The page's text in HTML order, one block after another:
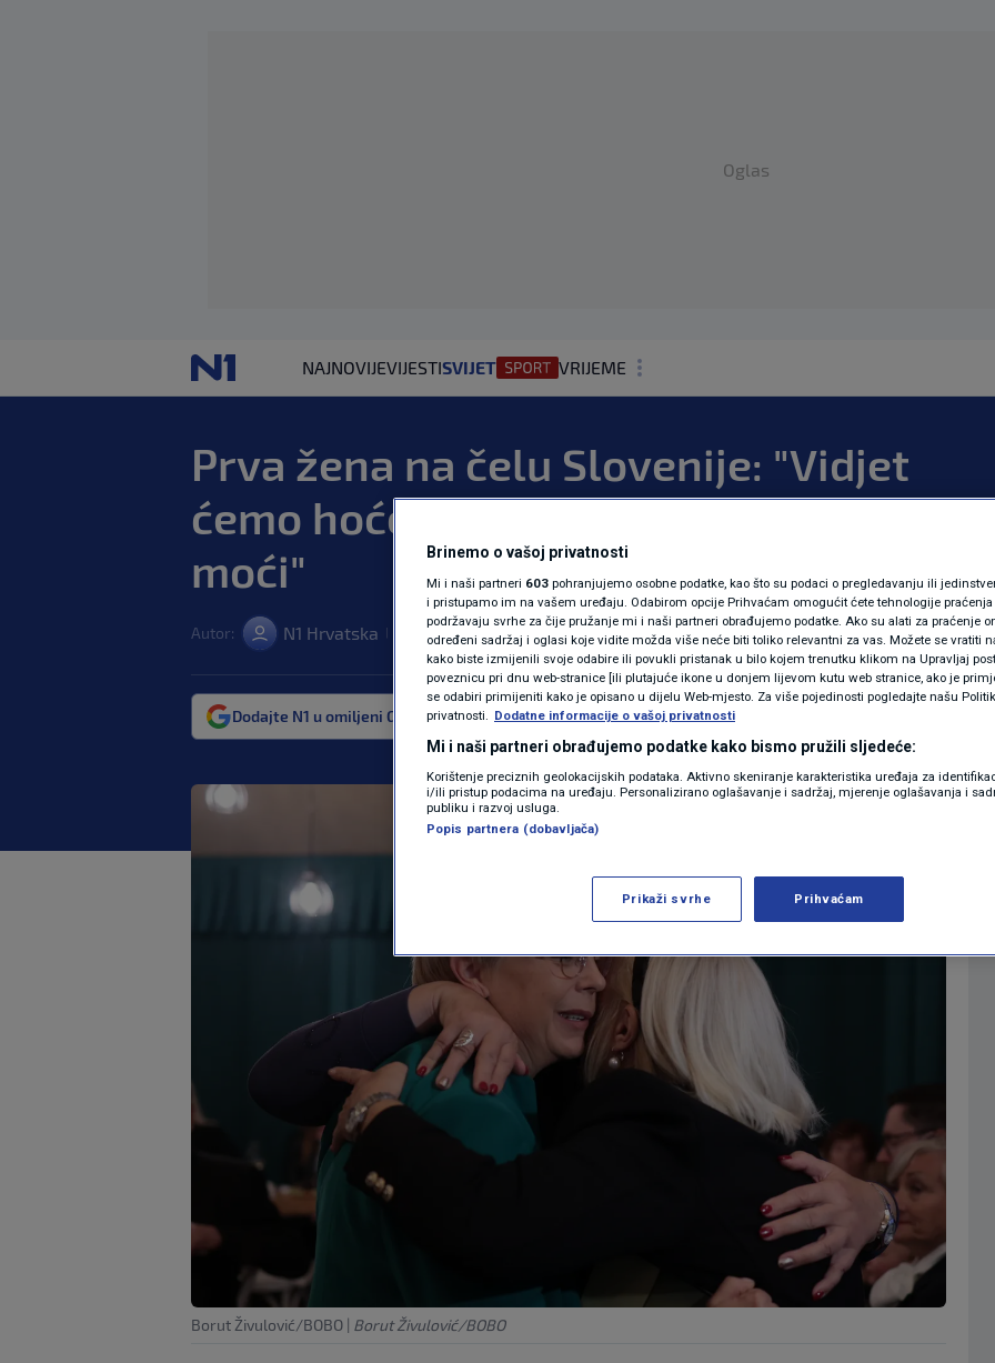
Oglas
NAJNOVIJEVIJESTISVIJET
VRIJEME
REGIJA
MAGAZIN
KOLUMNE
N1(DIS)INFO
KLIMATSKE PROMJENE
FOTO
VIDEO
Prva žena na čelu Slovenije: "Vidjet
ćemo hoće li nastati novi centar
moći"
Autor: N1 Hrvatska 14. stu. 2022. 18:22 SVIJET 0 komentara
Dodajte N1 u omiljeni Google izvor Više
Borut Živulović/BOBO | Borut Živulović/BOBO
Brinemo o vašoj privatnosti
Mi i naši partneri 603 pohranjujemo osobne podatke, kao što su podaci o pregledavanju ili
i pristupamo im na vašem uređaju. Odabirom opcije Prihvaćam omogućit ćete tehnologije praćenja
podržavaju svrhe za čije pružanje mi i naši partneri obrađujemo podatke. Ako su alati za praćenje
određeni sadržaj i oglasi koje vidite možda više neće biti toliko relevantni za vas. Možete se vratiti
kako biste izmijenili svoje odabire ili povukli pristanak u bilo kojem trenutku klikom na Upravljaj
poveznicu pri dnu web-stranice [ili plutajuće ikone u donjem lijevom kutu web stranice, ako je
se odabiri primijeniti kako je opisano u dijelu Web-mjesto. Za više pojedinosti pogledajte našu
privatnosti. Dodatne informacije o vašoj privatnosti
Mi i naši partneri obrađujemo podatke kako bismo pružili sljedeće:
Korištenje preciznih geolokacijskih podataka. Aktivno skeniranje karakteristika uređaja za
i/ili pristup podacima na uređaju. Personalizirano oglašavanje i sadržaj, mjerenje oglašavanja i
publiku i razvoj usluga.
Popis partnera (dobavljača)
Prikaži svrhe Prihvaćam